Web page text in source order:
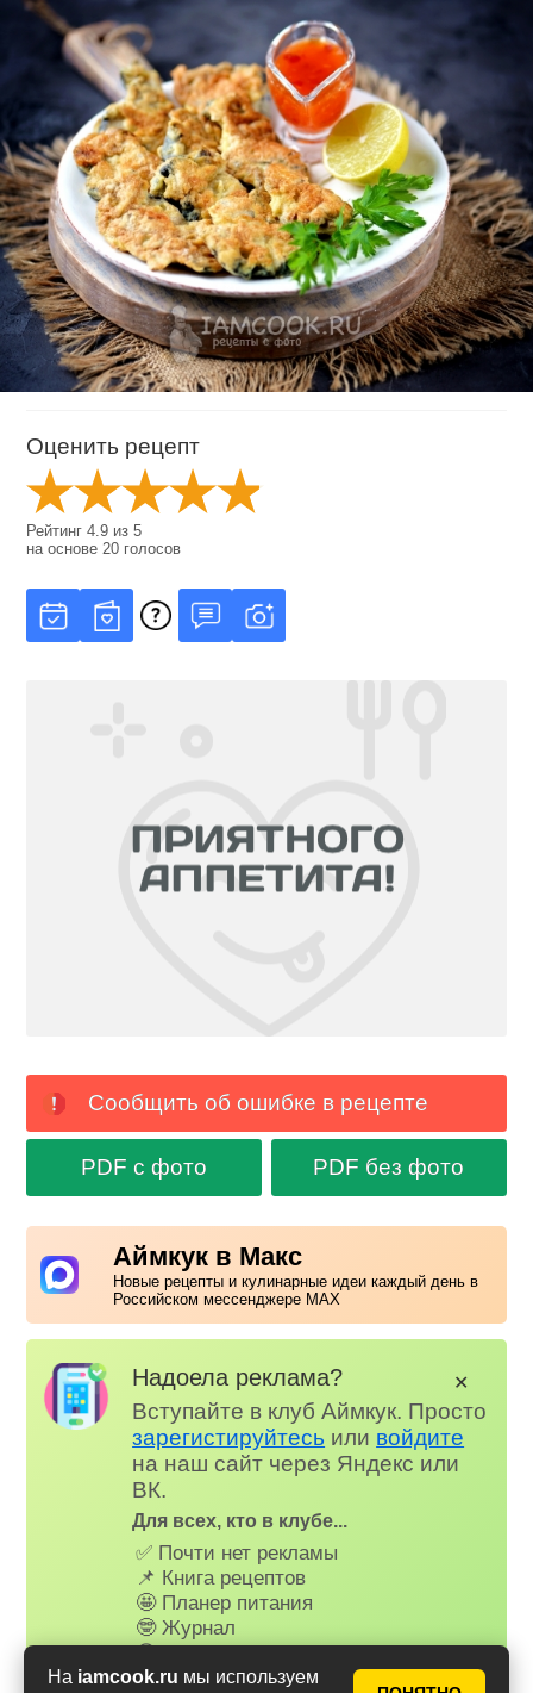
На iamcook.ru мы используем
Оценить рецепт
Рейтинг4.9 из5
на основе20 голосов
Сообщить об ошибке в рецепте
PDF с фото PDF без фото
Аймкук в Макс
Новые рецепты и кулинарные идеи каждый день в
Российском мессенджере MAX
Надоела реклама?
Вступайте в клуб Аймкук. Просто
зарегистируйтесь или войдите
на наш сайт через Яндекс или
ВК.
Для всех, кто в клубе...
✅ Почти нет рекламы
📌 Книга рецептов
🤩 Планер питания
🤓 Журнал
😗 Страница профиля
😋 Фотоотчеты
✕